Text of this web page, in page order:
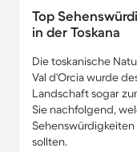
Top
in der Toskana
Die toskanische
Val d'Orcia wurde
Landschaft sogar
Sie nachfolgend,
Sehenswürdigkeiten
sollten.